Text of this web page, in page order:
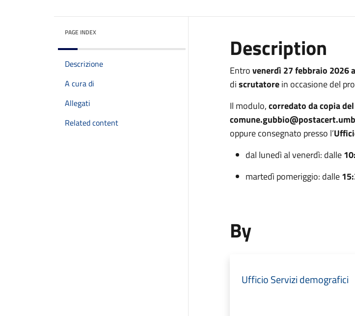
PAGE INDEX
Descrizione
A cura di
Allegati
Related content
Description
Entrovenerdì 27 febbraio 2026
discrutatorein occasione del
Il modulo,corredato da copia
oppure consegnato presso l’
dal lunedì al venerdì: dalle
martedì pomeriggio: dalle
By
Ufficio Servizi demografici